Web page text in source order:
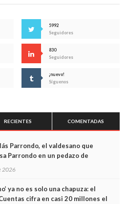
5992
Seguidores
830
Seguidores
¡nuevo!
Síguenos
RECIENTES COMENTADAS
Parrondo, el valdesano que
Parrondo en un pedazo de
2026
ya no es solo una chapuza: el
cifra en casi 20 millones el